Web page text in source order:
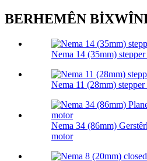
BERHEMÊN
Nema 14 (35mm)
Nema 11 (28mm)
Nema 34 (86mm)
motor